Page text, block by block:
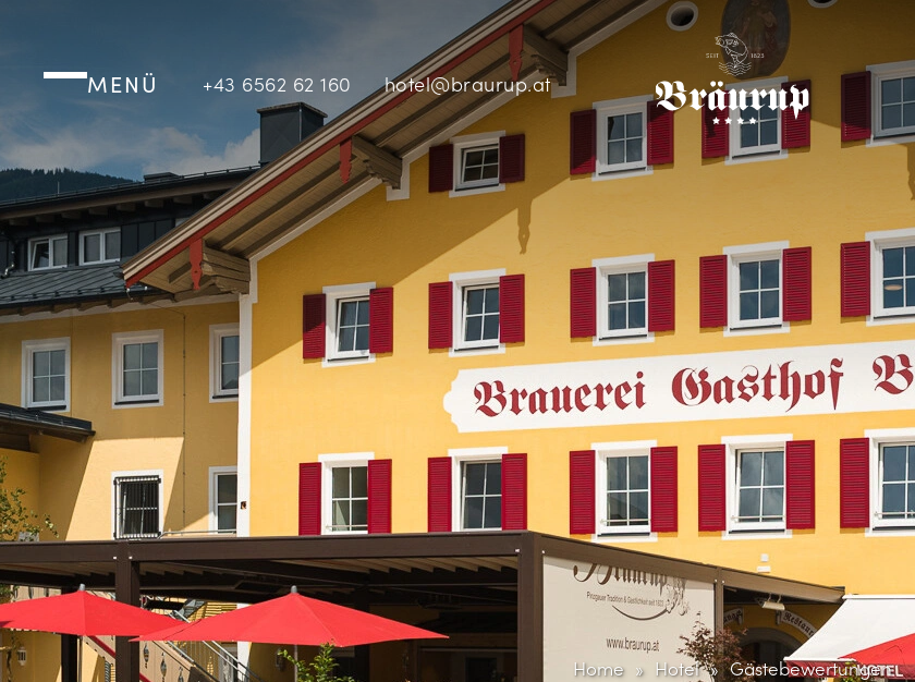
MENÜ +43 6562 62 160 hotel@braurup.at
Home Hotel Gästebewertungen